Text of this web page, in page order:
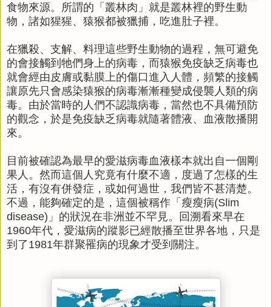
食物來源。所謂的「叢林肉」就是叢林裡的野生動
物，諸如猩猩、猿猴都被獵捕，吃進肚子裡。
在獵殺、支解、料理這些野生動物的過程，無可避免
的會接觸到牠們身上的病毒，而猿猴免疫缺乏病毒也
就會經由皮膚或黏膜上的傷口進入人體，頻繁的接觸
讓原先只會感染猿猴的病毒漸漸種變成侵襲人類的病
毒。由於當時的人們不認識病毒，當然也不具備預防
的觀念，於是免疫缺乏病毒就隨著體液、血液散播開
來。
目前被確認為最早的愛滋病毒血液樣本就出自一個剛
果人。然而這個人究竟有什麼不適，度過了怎樣的生
活，有沒有併發症，或如何過世，我們皆不甚清楚。
不過，能夠確定的是，這個被稱作「瘦瘦病(Slim
disease)」的狀況在非洲並不罕見。回溯看來早在
1960年代，愛滋病的蹤影已經散播至世界各地，只是
到了1981年群聚罹病的現象才受到關注。